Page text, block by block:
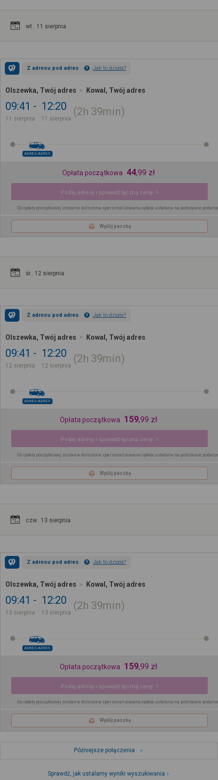
wt.. 11 sierpnia
Z adresu pod adres Jak to działa?
Olszewka, Twój adres Kowal, Twój adres
09:41
11 sierpnia
12:20
11 sierpnia
2h 39min
ADRES-ADRES
Opłata początkowa 44,99 zł
Podaj adresy i sprawdź łączną cenę
Do opłaty początkowej zostanie doliczona spersonalizowana opłata ustalana na podstawie
Wyślij paczkę
śr.. 12 sierpnia
Z adresu pod adres Jak to działa?
Olszewka, Twój adres Kowal, Twój adres
09:41
12 sierpnia
12:20
12 sierpnia
2h 39min
ADRES-ADRES
Opłata początkowa 159,99 zł
Podaj adresy i sprawdź łączną cenę
Do opłaty początkowej zostanie doliczona spersonalizowana opłata ustalana na podstawie
Wyślij paczkę
czw.. 13 sierpnia
Z adresu pod adres Jak to działa?
Olszewka, Twój adres Kowal, Twój adres
09:41
13 sierpnia
12:20
13 sierpnia
2h 39min
ADRES-ADRES
Opłata początkowa 159,99 zł
Podaj adresy i sprawdź łączną cenę
Do opłaty początkowej zostanie doliczona spersonalizowana opłata ustalana na podstawie
Wyślij paczkę
Późniejsze połączenia
Sprawdź, jak ustalamy wyniki wyszukiwania